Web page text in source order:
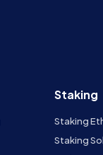
Staking
Staking
Staking